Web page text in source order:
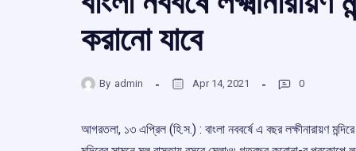
করানো যাবে
By admin Apr 14, 2021 0
আগরতলা, ১৩ এপ্রিল (হি.স.) : বাংলা নববর্ষে এ বছর লক্ষীনারায়ণ মন্দিরে